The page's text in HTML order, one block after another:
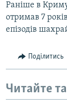
Раніше в
отримав 7
епізодів
Поділитись
Читайте